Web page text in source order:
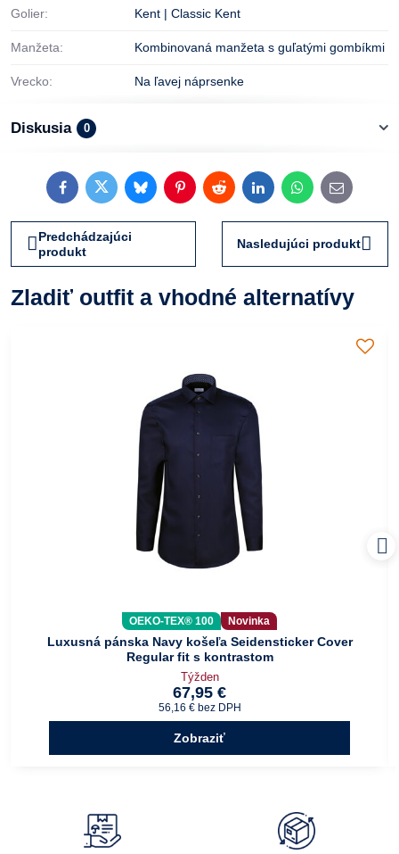
Golier: Kent | Classic Kent
Manžeta: Kombinovaná manžeta s guľatými gombíkmi
Vrecko: Na ľavej náprsenke
Diskusia 0
FacebookTwitterBlueskyPinterestRedditLinkedInWhatsApp
E-
mail
Predchádzajúci
produkt
Nasledujúci produkt
Zladiť outfit a vhodné alternatívy
OEKO-TEX® 100 Novinka
Luxusná pánska Navy košeľa Seidensticker Cover
Regular fit s kontrastom
Týžden
67,95 €
56,16 € bez DPH
Zobraziť